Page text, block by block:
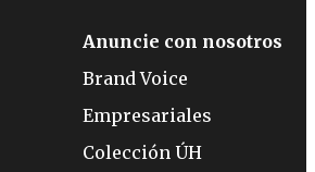
Anuncie con nosotros
Brand Voice
Empresariales
Colección ÚH